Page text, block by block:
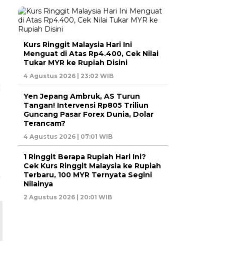
Kurs Ringgit Malaysia Hari Ini
Menguat di Atas Rp4.400, Cek Nilai
Tukar MYR ke Rupiah Disini
4 Agustus 2026 | 23:02 WIB
Yen Jepang Ambruk, AS Turun
Tangan! Intervensi Rp805 Triliun
Guncang Pasar Forex Dunia, Dolar
Terancam?
4 Agustus 2026 | 07:01 WIB
1 Ringgit Berapa Rupiah Hari Ini?
Cek Kurs Ringgit Malaysia ke Rupiah
Terbaru, 100 MYR Ternyata Segini
Nilainya
2 Agustus 2026 | 20:01 WIB